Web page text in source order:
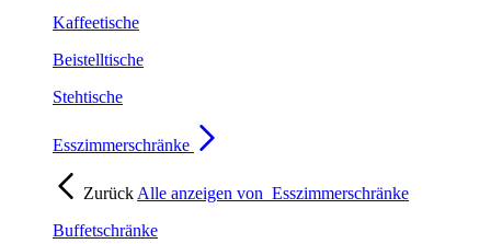
Kaffeetische
Beistelltische
Stehtische
Esszimmerschränke
Zurück Alle anzeigen von Esszimmerschränke
Buffetschränke